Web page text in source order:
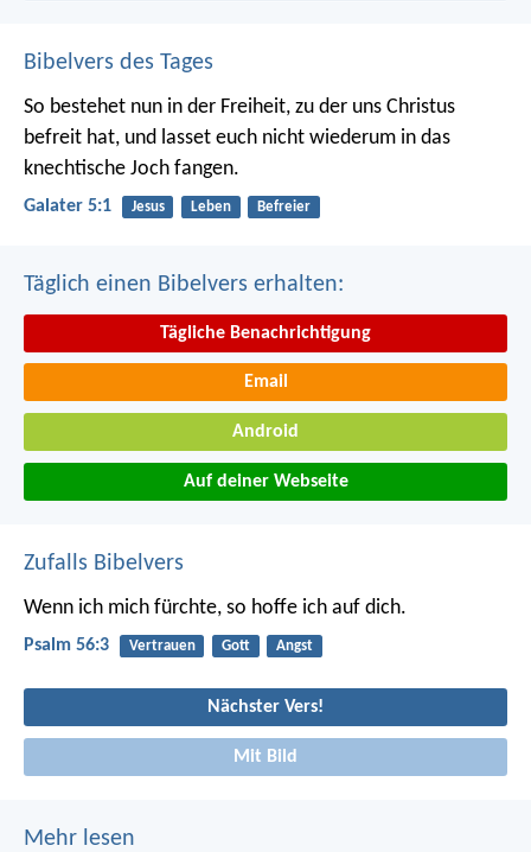
Bibelvers des Tages
So bestehet nun in der Freiheit, zu der uns Christus
befreit hat, und lasset euch nicht wiederum in das
knechtische Joch fangen.
Galater 5:1 Jesus Leben Befreier
Täglich einen Bibelvers erhalten:
Tägliche Benachrichtigung
Email
Android
Auf deiner Webseite
Zufalls Bibelvers
Wenn ich mich fürchte, so hoffe ich auf dich.
Psalm 56:3 Vertrauen Gott Angst
Nächster Vers!
Mit Bild
Mehr lesen